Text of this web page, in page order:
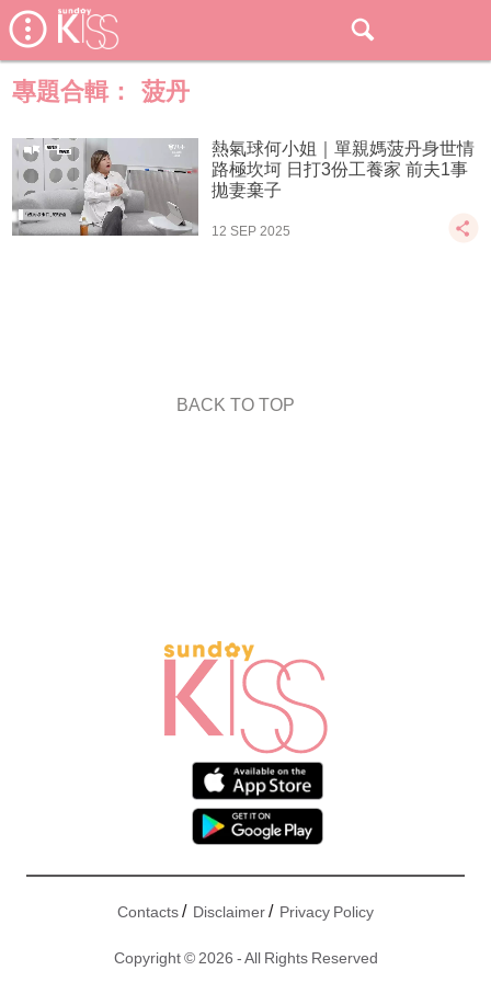
專題合輯： 菠丹
熱氣球何小姐｜單親媽菠丹身世情
路極坎坷 日打3份工養家 前夫1事
拋妻棄子
12 SEP 2025
BACK TO TOP
Contacts/ Disclaimer/ Privacy Policy
Copyright © 2026 - All Rights Reserved